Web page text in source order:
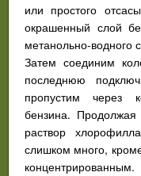
или простого
окрашенный слой
метанольно-водного
Затем соединим
последнюю
пропустим через
бензина. Продолжая
раствор
слишком много,
концентрированным.